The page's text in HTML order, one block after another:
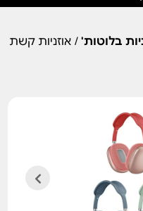
בלוטות'/ אוזניות קשת